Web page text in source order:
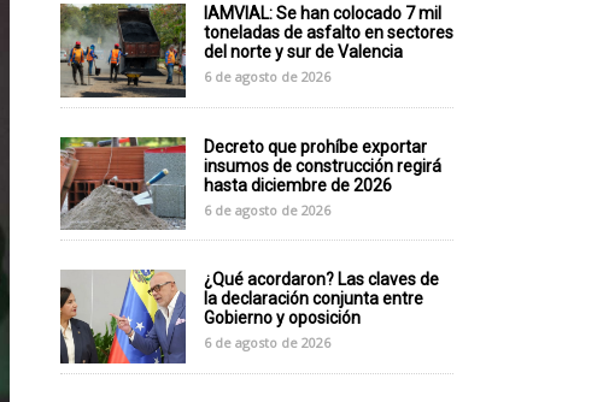
IAMVIAL: Se han colocado 7 mil
toneladas de asfalto en sectores
del norte y sur de Valencia
6 de agosto de 2026
Decreto que prohíbe exportar
insumos de construcción regirá
hasta diciembre de 2026
6 de agosto de 2026
¿Qué acordaron? Las claves de
la declaración conjunta entre
Gobierno y oposición
6 de agosto de 2026